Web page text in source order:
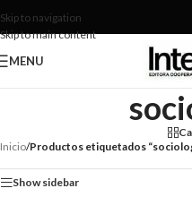
Skip to navigation
Skip to main content
MENU
Inicio/Productos etiquetados
Show sidebar